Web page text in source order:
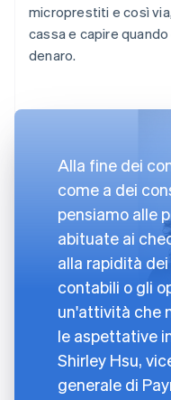
microprestiti e così
cassa e capire
denaro.
Alla fine dei
come a dei
pensiamo alle
abituate ai
alla rapidità
contabili o gli
un'attività che
le aspettative
Shirley Hsu,
generale di